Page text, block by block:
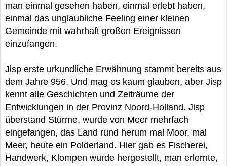
man einmal gesehen haben, einmal erlebt haben,
einmal das unglaubliche Feeling einer kleinen
Gemeinde mit wahrhaft großen Ereignissen
einzufangen.
Jisp erste urkundliche Erwähnung stammt bereits aus
dem Jahre 956. Und mag es kaum glauben, aber Jisp
kennt alle Geschichten und Zeiträume der
Entwicklungen in der Provinz Noord-Holland. Jisp
überstand Stürme, wurde von Meer mehrfach
eingefangen, das Land rund herum mal Moor, mal
Meer, heute ein Polderland. Hier gab es Fischerei,
Handwerk, Klompen wurde hergestellt, man erlernte,